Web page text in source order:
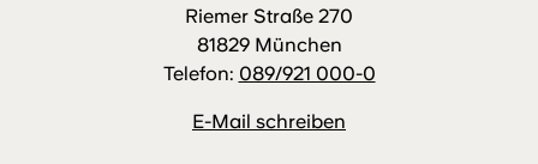
Riemer Straße 270
81829 München
Telefon: 089/921 000-0
E-Mail schreiben